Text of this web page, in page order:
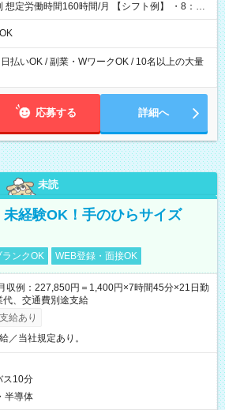
時間160時間/月 【シフト例】 ・8：00
払いOK / 副業・WワークOK / 10名以上の大量
応募する 詳細へ
未読
未経験OK！手のひらサイズ
ランクOK WEB登録・面接OK
収例：227,850円＝1,400円×7時間45分×21日勤
代、交通費別途支給
給あり
／当社規定あり。
ス10分
半導体